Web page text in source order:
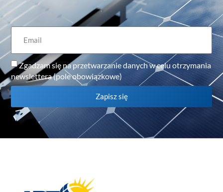
Zgadzam się na przetwarzanie danych w celu otrzymania
newslettera (pole obowiązkowe)
Zapisz się